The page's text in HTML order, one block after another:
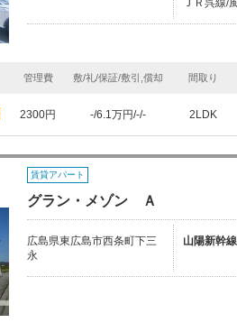
ＪＲ呉線/
管理費 敷/礼/保証/敷引,償却 間取り
2300円 -/6.1万円/-/- 2LDK
賃貸アパート
グラン・メゾン Ａ
広島県東広島市西条町下三
永
山陽新幹